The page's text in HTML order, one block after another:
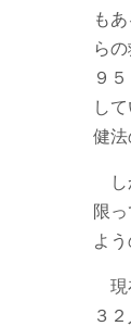
も
ら
９
し
健法
し
限
よ
現
３